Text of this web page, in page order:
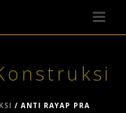
/ ANTI RAYAP PRA